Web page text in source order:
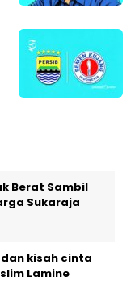
Berat Sambil
Sukaraja
kisah cinta
Lamine